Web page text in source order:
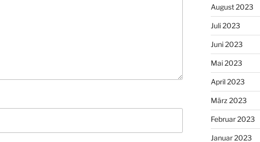
August 2023
Juli 2023
Juni 2023
Mai 2023
April 2023
März 2023
Februar 2023
Januar 2023